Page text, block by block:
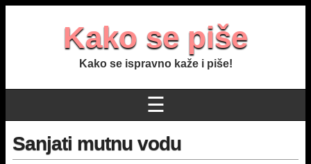
Kako se piše
Kako se ispravno kaže i piše!
☰
Sanjati mutnu vodu